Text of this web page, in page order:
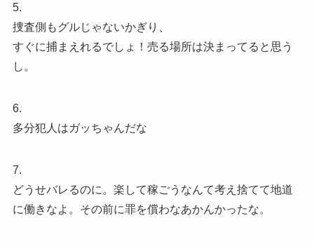
5.
捜査側もグルじゃないかぎり、
すぐに捕まえれるでしょ！売る場所は決まってると思う
し。
6.
多分犯人はガッちゃんだな
7.
どうせバレるのに。楽して稼ごうなんて考え捨てて地道
に働きなよ。その前に罪を償わなあかんかったな。